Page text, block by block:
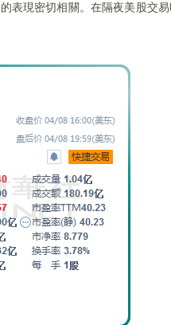
表現密切相關。在隔夜美股交